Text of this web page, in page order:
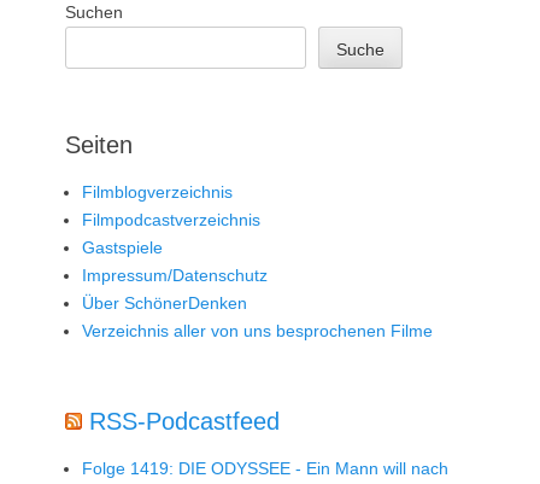
Suchen
Suche
Seiten
Filmblogverzeichnis
Filmpodcastverzeichnis
Gastspiele
Impressum/Datenschutz
Über SchönerDenken
Verzeichnis aller von uns besprochenen Filme
RSS-Podcastfeed
Folge 1419: DIE ODYSSEE - Ein Mann will nach